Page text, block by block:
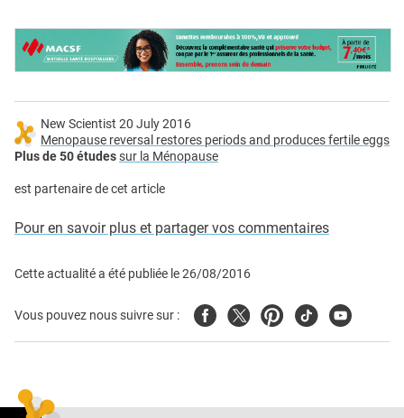
New Scientist 20 July 2016
Menopause reversal restores periods and produces fertile eggs
Plus de 50 étudessur la Ménopause
est partenaire de cet article
Pour en savoir plus et partager vos commentaires
Cette actualité a été publiée le26/08/2016
Vous pouvez nous suivre sur : FacebookTwitterPinterest
TiktokYoutube